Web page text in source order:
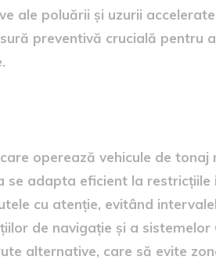
ale poluării și uzurii
preventivă crucială pentru
operează vehicule de
se adapta eficient la restricțiile
cu atenție, evitând
de navigație și a
alternative, care să evite